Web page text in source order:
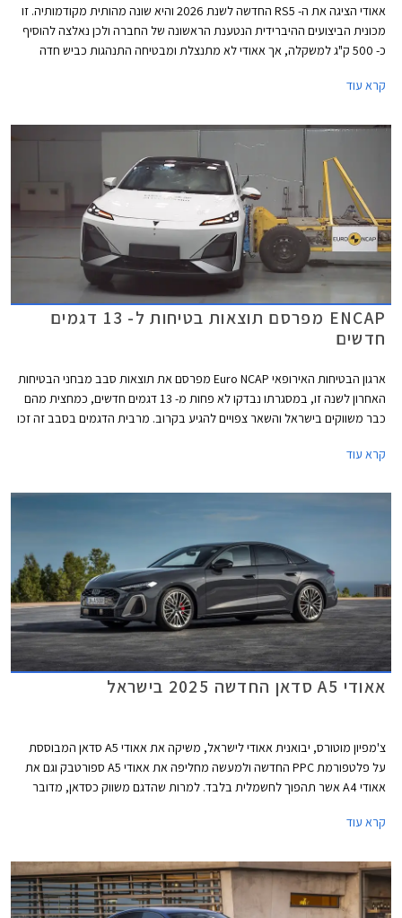
אאודי הציגה את ה- RS5 החדשה לשנת 2026 והיא שונה מהותית מקודמותיה. זו
מכונית הביצועים ההיברידית הנטענת הראשונה של החברה ולכן נאלצה להוסיף
כ- 500 ק"ג למשקלה, אך אאודי לא מתנצלת ומבטיחה התנהגות כביש חדה
קרא עוד
ENCAP מפרסם תוצאות בטיחות ל- 13 דגמים
חדשים
ארגון הבטיחות האירופאי Euro NCAP מפרסם את תוצאות סבב מבחני הבטיחות
האחרון לשנה זו, במסגרתו נבדקו לא פחות מ- 13 דגמים חדשים, כמחצית מהם
כבר משווקים בישראל והשאר צפויים להגיע בקרוב. מרבית הדגמים בסבב זה זכו
קרא עוד
אאודי A5 סדאן החדשה 2025 בישראל
צ'מפיון מוטורס, יבואנית אאודי לישראל, משיקה את אאודי A5 סדאן המבוססת
על פלטפורמת PPC החדשה ולמעשה מחליפה את אאודי A5 ספורטבק וגם את
אאודי A4 אשר תהפוך לחשמלית בלבד. למרות שהדגם משווק כסדאן, מדובר
A5 גם בתצורת אוונט (סטיישן) שאינה מגיעה אלינו.
קרא עוד